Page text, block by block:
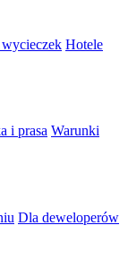
Hotele
i prasa Warunki
Dla deweloperów